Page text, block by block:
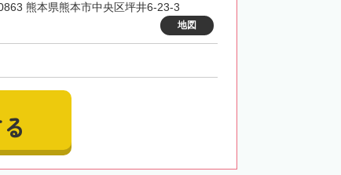
熊本県熊本市中央区坪井6-23-3
地図